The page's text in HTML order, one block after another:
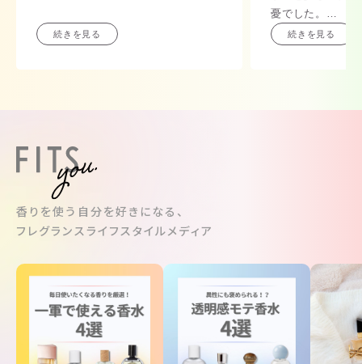
続きを見る
憂でした。
夏につけていて
続きを見る
香りを使う自分を好きになる、
フレグランスライフスタイルメディア